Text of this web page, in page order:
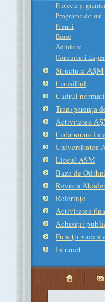
Proiecte şi
Programe de stat
Premii
Burse
Admitere
Concursuri
Structura AŞM
Consiliul
Cadrul
Transparenţa
Activitatea
Colaborare
Universitatea
Liceul ASM
Baza de
Revista
Referinţe
Activitatea
Achiziţii
Funcţii
Intranet